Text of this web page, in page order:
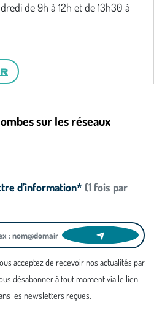
de 9h à 12h et de 13h30 à
sur les réseaux
d’information* (1 fois par
acceptez de recevoir nos actualités par
désabonner à tout moment via le lien
les newsletters reçues.